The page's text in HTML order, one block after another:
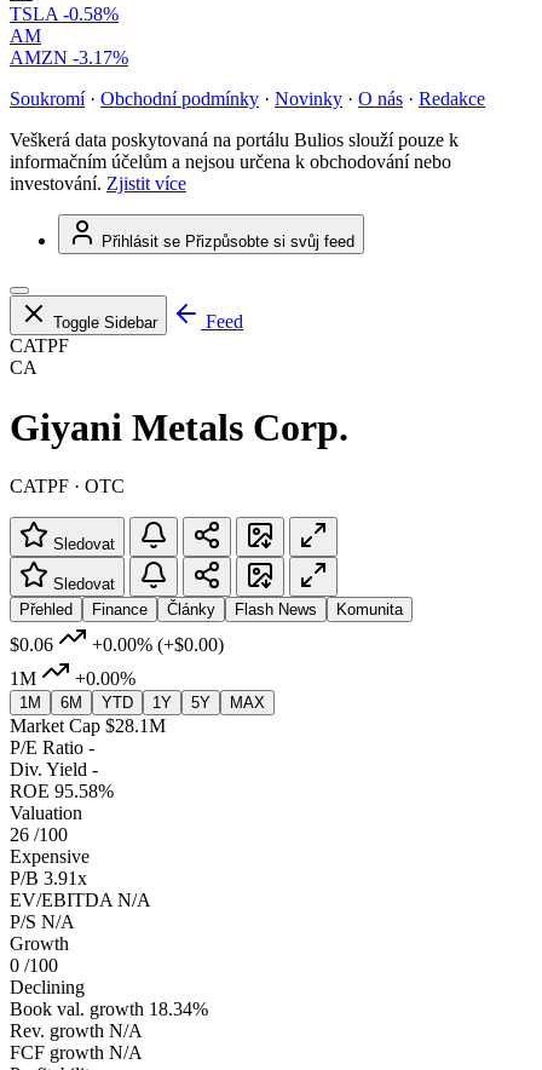
TSLA -0.58%
AM
AMZN -3.17%
Soukromí · Obchodní podmínky · Novinky · O nás · Redakce
Veškerá data poskytovaná na portálu Bulios slouží pouze k
informačním účelům a nejsou určena k obchodování nebo
investování. Zjistit více
Přihlásit se Přizpůsobte si svůj feed
Toggle Sidebar
Feed
CATPF
CA
Giyani Metals Corp.
CATPF · OTC
Sledovat
Sledovat
Přehled
Finance Články Flash News Komunita
$0.06 +0.00% (+$0.00)
1M
+0.00%
1M 6M YTD 1Y 5Y MAX
Market Cap $28.1M
P/E Ratio -
Div. Yield -
ROE 95.58%
Valuation
26 /100
Expensive
P/B 3.91x
EV/EBITDA N/A
P/S N/A
Growth
0 /100
Declining
Book val. growth 18.34%
Rev. growth N/A
FCF growth N/A